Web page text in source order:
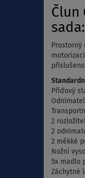
Člun
Příďový
2
2
2 měkké
Nožní
5x madlo
Záchytné